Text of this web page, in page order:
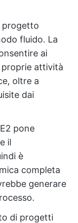
progetto
fluido. La
ai
proprie attività
oltre a
dai
pone
il
è
completa
generare
di progetti